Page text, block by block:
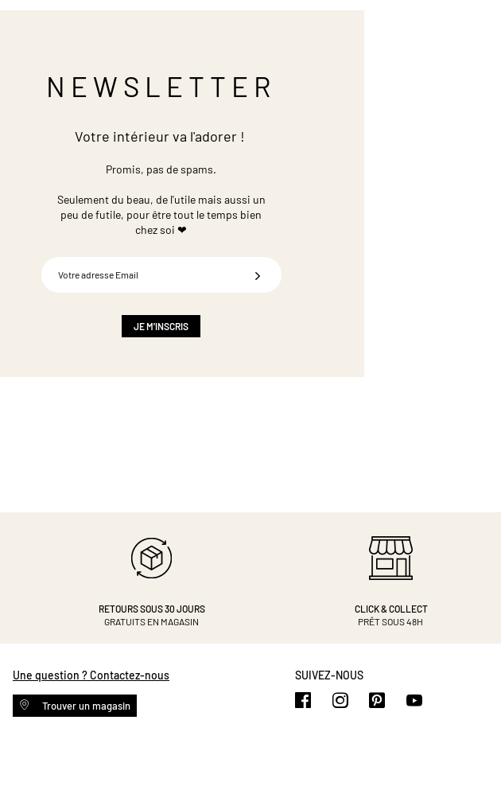
NEWSLETTER
Votre intérieur va l'adorer !
Promis, pas de spams.
Seulement du beau, de l'utile mais aussi un
peu de futile, pour être tout le temps bien
chez soi ❤
JE M'INSCRIS
RETOURS SOUS 30 JOURS
GRATUITS EN MAGASIN
CLICK & COLLECT
PRÊT SOUS 48H
Une question ? Contactez-nous
Trouver un magasin
SUIVEZ-NOUS
https://https://https://https://